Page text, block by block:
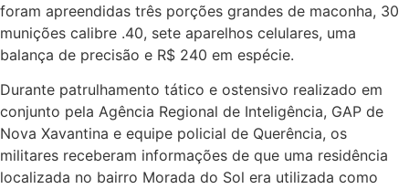
foram apreendidas três porções grandes de maconha, 30
munições calibre .40, sete aparelhos celulares, uma
balança de precisão e R$ 240 em espécie.
Durante patrulhamento tático e ostensivo realizado em
conjunto pela Agência Regional de Inteligência, GAP de
Nova Xavantina e equipe policial de Querência, os
militares receberam informações de que uma residência
localizada no bairro Morada do Sol era utilizada como